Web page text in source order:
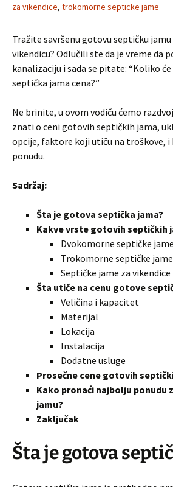
za vikendice, trokomorne septicke jame
Tražite savršenu gotovu septičku jamu
vikendicu? Odlučili ste da je vreme da
kanalizaciju i sada se pitate: “Koliko
septička jama cena?”
Ne brinite, u ovom vodiču ćemo
znati o ceni gotovih septičkih jama,
opcije, faktore koji utiču na troškove,
ponudu.
Sadržaj:
Šta je gotova septička jama?
Kakve vrste gotovih septičkih
Dvokomorne septičke jame
Trokomorne septičke jame
Septičke jame za vikendice
Šta utiče na cenu gotove
Veličina i kapacitet
Materijal
Lokacija
Instalacija
Dodatne usluge
Prosečne cene gotovih
Kako pronaći najbolju ponudu
jamu?
Zaključak
Šta je gotova